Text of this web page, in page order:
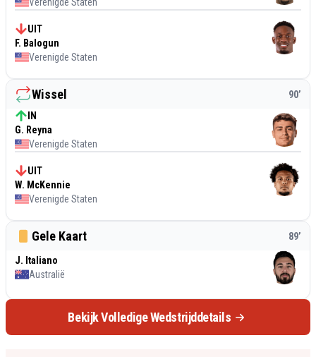
UIT
F. Balogun
Verenigde Staten
Wissel 90’
IN
G. Reyna
Verenigde Staten
UIT
W. McKennie
Verenigde Staten
Gele Kaart 89’
J. Italiano
Australië
Bekijk Volledige Wedstrijddetails